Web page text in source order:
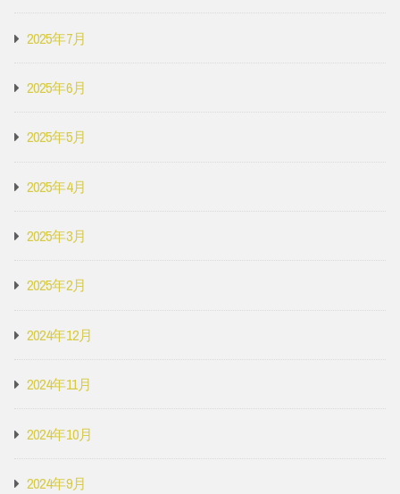
2025年7月
2025年6月
2025年5月
2025年4月
2025年3月
2025年2月
2024年12月
2024年11月
2024年10月
2024年9月